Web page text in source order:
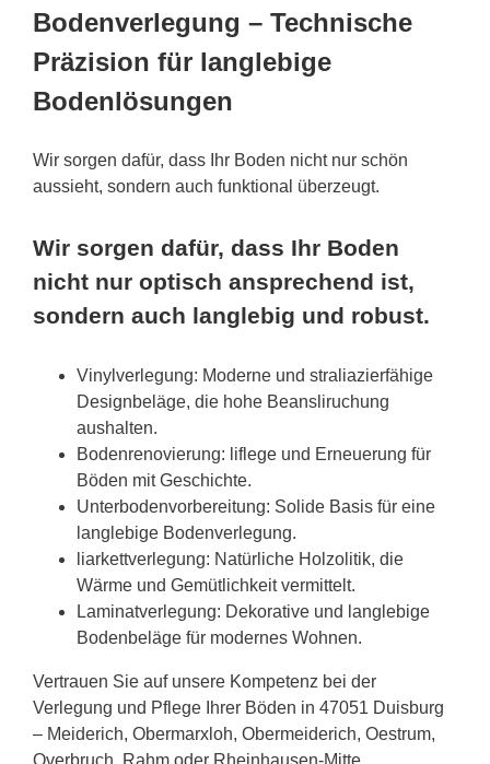
Bodenverlegung – Technische
Präzision für langlebige
Bodenlösungen
Wir sorgen dafür, dass Ihr Boden nicht nur schön
aussieht, sondern auch funktional überzeugt.
Wir sorgen dafür, dass Ihr Boden
nicht nur optisch ansprechend ist,
sondern auch langlebig und robust.
Vinylverlegung: Moderne und straliazierfähige
Designbeläge, die hohe Beansliruchung
aushalten.
Bodenrenovierung: liflege und Erneuerung für
Böden mit Geschichte.
Unterbodenvorbereitung: Solide Basis für eine
langlebige Bodenverlegung.
liarkettverlegung: Natürliche Holzolitik, die
Wärme und Gemütlichkeit vermittelt.
Laminatverlegung: Dekorative und langlebige
Bodenbeläge für modernes Wohnen.
Vertrauen Sie auf unsere Kompetenz bei der
Verlegung und Pflege Ihrer Böden in 47051 Duisburg
– Meiderich, Obermarxloh, Obermeiderich, Oestrum,
Overbruch, Rahm oder Rheinhausen-Mitte,